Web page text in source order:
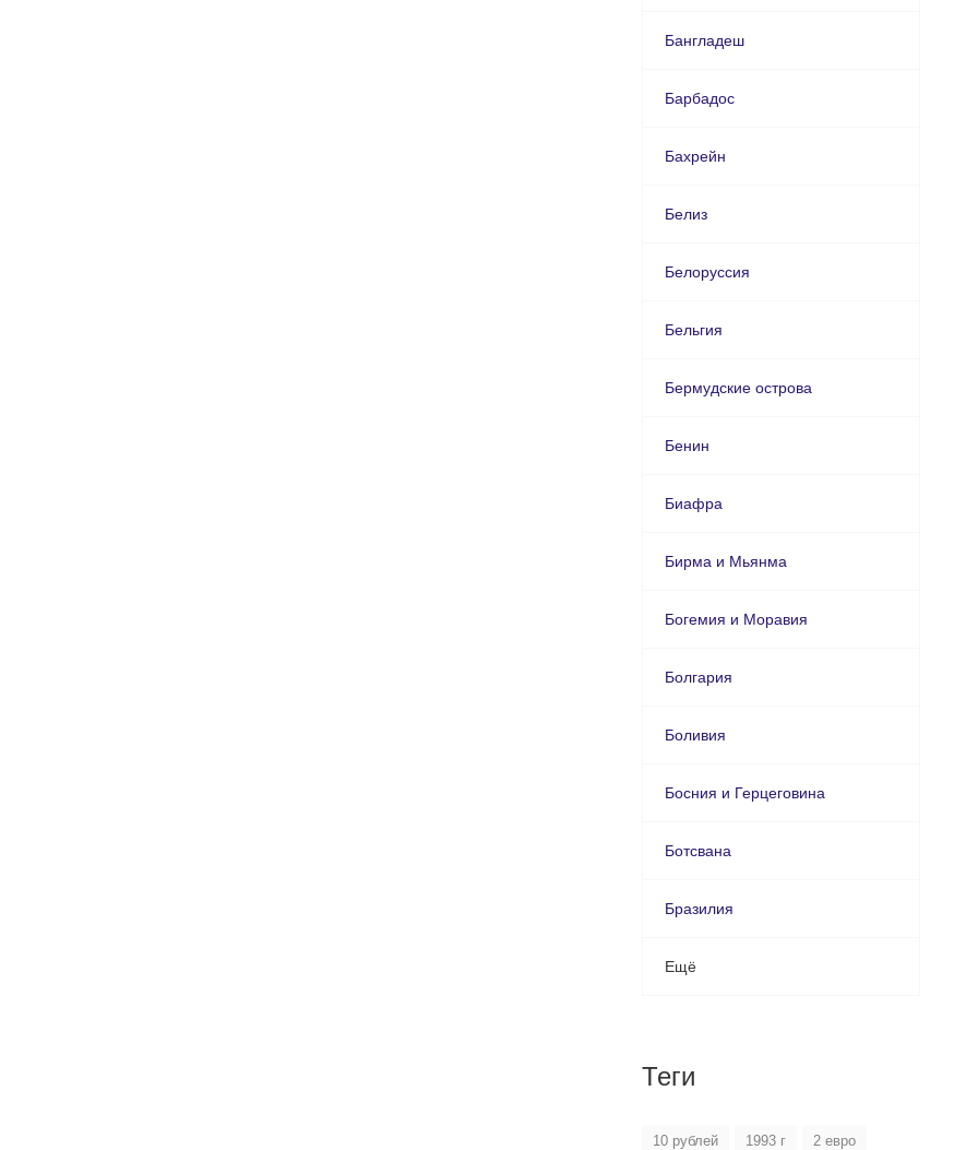
Бангладеш
Барбадос
Бахрейн
Белиз
Белоруссия
Бельгия
Бермудские острова
Бенин
Биафра
Бирма и Мьянма
Богемия и Моравия
Болгария
Боливия
Босния и Герцеговина
Ботсвана
Бразилия
Ещё
Теги
10 рублей 1993 г 2 евро